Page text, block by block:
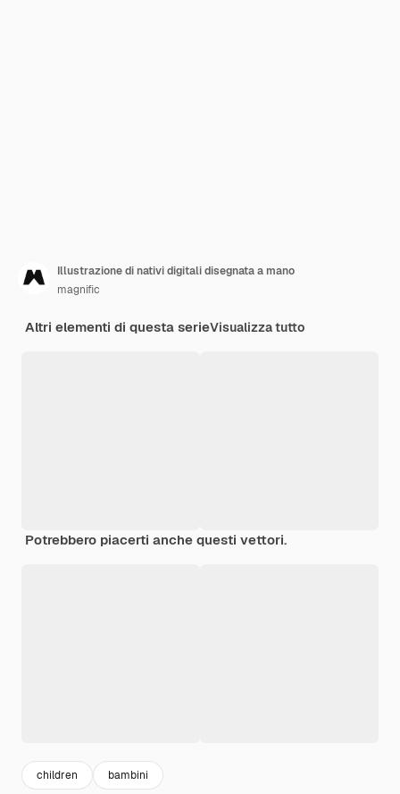
Illustrazione di nativi digitali disegnata a mano
magnific
Altri elementi di questa serieVisualizza tutto
Potrebbero piacerti anche questi vettori.
children bambini